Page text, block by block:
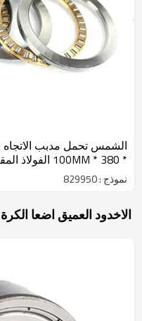
* 380 * 100MM الفولاذ المقاوم للصدأ
نموذج : 829950
الاخدود العميق اضعا الكرة